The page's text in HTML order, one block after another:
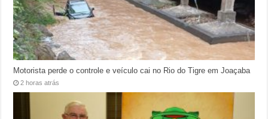
Motorista perde o controle e veículo cai no Rio do Tigre em Joaçaba
2 horas atrás